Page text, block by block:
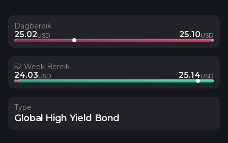
Dagbereik
25.02USD 25.10USD
52 Week Bereik
24.03USD 25.14USD
Type
Global High Yield Bond